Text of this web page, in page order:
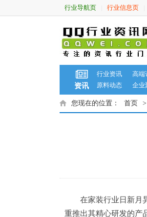
行业导航页 行业信息页
资讯
行业资讯
高端
原料动态
企业
您现在的位置： 首页 >
在家装行业日新月
重推出其精心研发的产